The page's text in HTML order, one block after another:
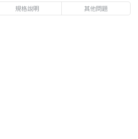
規格說明 其他問題